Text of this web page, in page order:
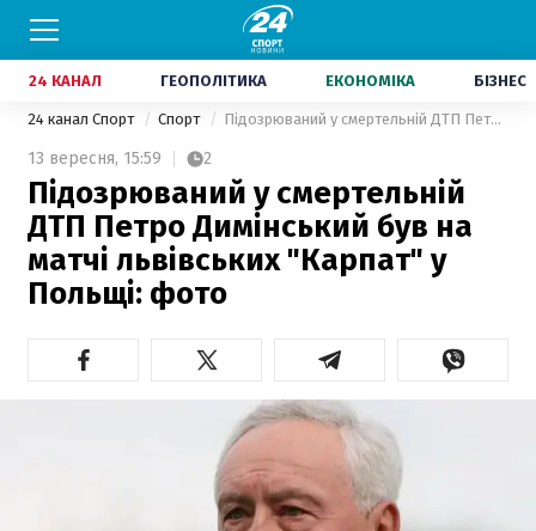
24 КАНАЛ ГЕОПОЛІТИКА ЕКОНОМІКА БІЗНЕС
24 канал Спорт Спорт Підозрюваний у смертельній ДТП Петро Димінський був на матчі львівських "Карпат" у Польщі: фото
13 вересня, 15:59 2
Підозрюваний у смертельній
ДТП Петро Димінський був на
матчі львівських "Карпат" у
Польщі: фото